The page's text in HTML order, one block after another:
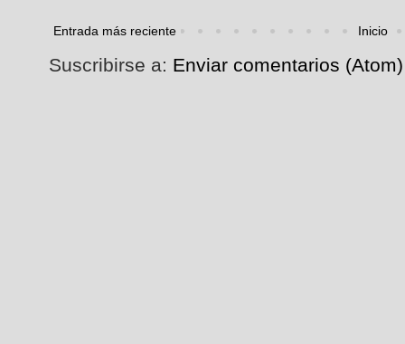
Entrada más reciente Inicio
Suscribirse a: Enviar comentarios (Atom)